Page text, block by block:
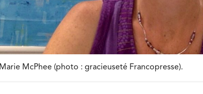
Marie McPhee (photo : gracieuseté Francopresse).